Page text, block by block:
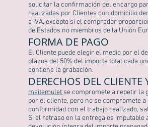
solicitar la confirmación del encargo
realizadas por Clientes con domicilio
a IVA, excepto si el comprador
de Estados no miembros de la Unión
FORMA DE PAGO
El Cliente puede elegir el medio por el
plazos del 50% del importe total cada
contiene la grabación.
DERECHOS DEL
maitemulet se compromete a repetir la
por el cliente, pero no se compromete
conformidad con el trabajo realizado,
Si el retraso en la entrega es imputable